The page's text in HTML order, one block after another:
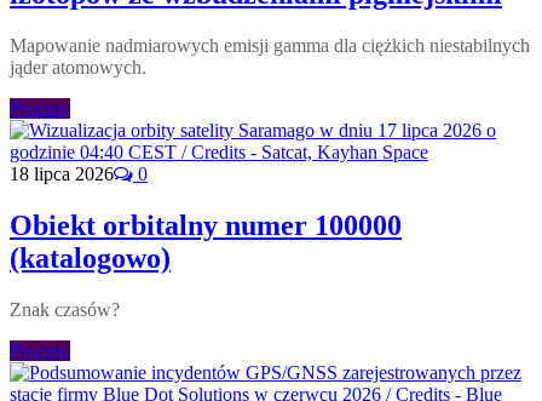
Mapowanie nadmiarowych emisji gamma dla ciężkich niestabilnych
jąder atomowych.
Procesy
18 lipca 2026 0
Obiekt orbitalny numer 100000
(katalogowo)
Znak czasów?
Procesy